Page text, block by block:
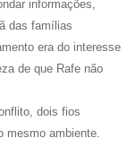
informações,
das famílias
era do interesse
de que Rafe não
dois fios
mesmo ambiente.